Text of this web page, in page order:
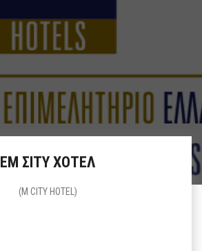
ΕΜ ΣΙΤΥ ΧΟΤΕΛ
(M CITY HOTEL)